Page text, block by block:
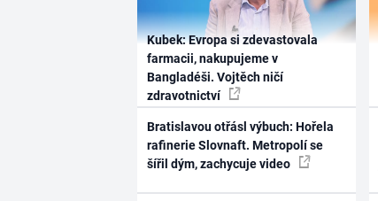
Kubek: Evropa si zdevastovala
farmacii, nakupujeme v
Bangladéši. Vojtěch ničí
zdravotnictví
Bratislavou otřásl výbuch: Hořela
rafinerie Slovnaft. Metropolí se
šířil dým, zachycuje video